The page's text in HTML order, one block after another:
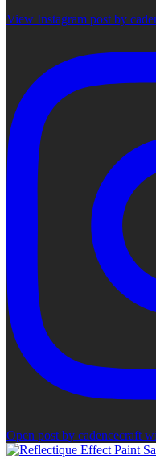
View Instagram post by
Open post by cadencecraft